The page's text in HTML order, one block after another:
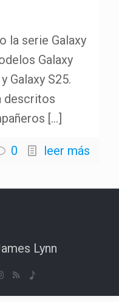
la serie Galaxy
Galaxy
Galaxy S25.
descritos
[…]
0 leer más
Lynn